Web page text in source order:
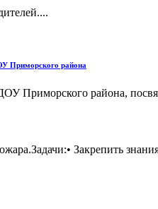
Приморского района
Приморского района,
Закрепить